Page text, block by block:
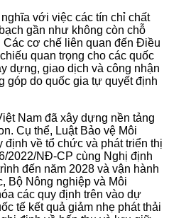
với việc các tín chỉ chất
gần như không còn chỗ
cơ chế liên quan đến Điều
quan trọng cho các quốc
dựng, giao dịch và công nhận
góp do quốc gia tự quyết định
Nam đã xây dựng nền tảng
Cụ thể, Luật Bảo vệ Môi
về tổ chức và phát triển thị
2022/NĐ-CP cùng Nghị định
đến năm 2028 và vận hành
Bộ Nông nghiệp và Môi
các quy định trên vào dự
tế kết quả giảm nhẹ phát thải